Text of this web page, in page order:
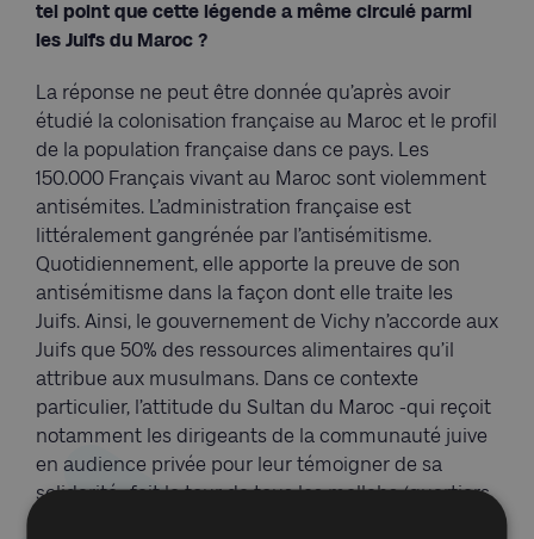
tel point que cette légende a même circulé parmi
les Juifs du Maroc ?
La réponse ne peut être donnée qu’après avoir
étudié la colonisation française au Maroc et le profil
de la population française dans ce pays. Les
150.000 Français vivant au Maroc sont violemment
antisémites. L’administration française est
littéralement gangrénée par l’antisémitisme.
Quotidiennement, elle apporte la preuve de son
antisémitisme dans la façon dont elle traite les
Juifs. Ainsi, le gouvernement de Vichy n’accorde aux
Juifs que 50% des ressources alimentaires qu’il
attribue aux musulmans. Dans ce contexte
particulier, l’attitude du Sultan du Maroc -qui reçoit
notamment les dirigeants de la communauté juive
en audience privée pour leur témoigner de sa
solidarité- fait le tour de tous les mellahs (quartiers